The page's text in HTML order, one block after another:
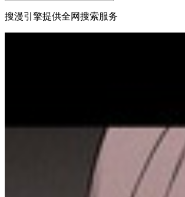
搜漫引擎提供全网搜索服务